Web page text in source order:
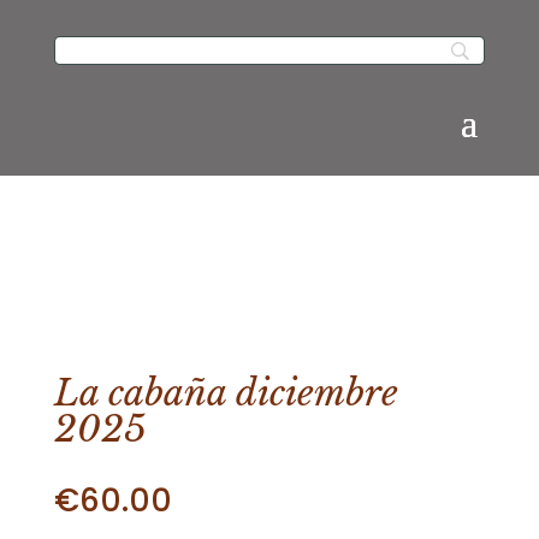
La cabaña diciembre
2025
€60.00